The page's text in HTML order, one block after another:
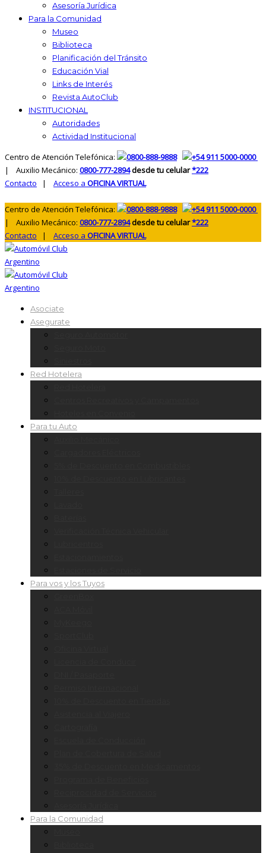
Asesoría Jurídica
Para la Comunidad
Museo
Biblioteca
Planificación del Tránsito
Educación Vial
Links de Interés
Revista AutoClub
INSTITUCIONAL
Autoridades
Actividad Institucional
Centro de Atención Telefónica: 0800-888-9888
+54 911 5000-0000
| Auxilio Mecánico: 0800-777-2894desde tu celular*222
Contacto | Acceso a OFICINA VIRTUAL
Centro de Atención Telefónica: 0800-888-9888
+54 911 5000-0000
| Auxilio Mecánico: 0800-777-2894desde tu celular*222
Contacto | Acceso a OFICINA VIRTUAL
Asociate
Asegurate
Red Hotelera
Para tu Auto
Para vos y los Tuyos
Para la Comunidad